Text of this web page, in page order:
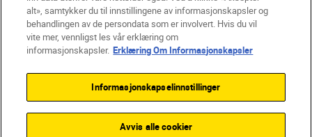
NO Nikon Sites
Kontakt oss Personvernerklæring
Vilkår og betingelser for Nikon Store
Erklæring Om Informasjonskapsler
Tilgjengelighet
Innstillinger for informasjonskapsler
alt», samtykker du til innstillingene av informasjonskapsler og
behandlingen av de persondata som er involvert. Hvis du vil
vite mer, vennligst les vår erklæring om
informasjonskapsler. Erklæring Om Informasjonskapsler
Informasjonskapselinnstillinger
Avvis alle cookier